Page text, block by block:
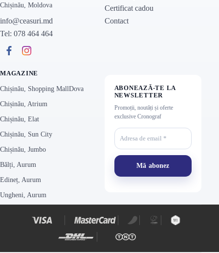
Chișinău, Moldova
info@ceasuri.md
Tel: 078 464 464
Certificat cadou
Contact
MAGAZINE
Chișinău, Shopping MallDova
Chișinău, Atrium
Chișinău, Elat
Chișinău, Sun City
Chișinău, Jumbo
Bălți, Aurum
Edineț, Aurum
Ungheni, Aurum
ABONEAZĂ-TE LA
NEWSLETTER
Promoții, noutăți și oferte
exclusive Cronograf